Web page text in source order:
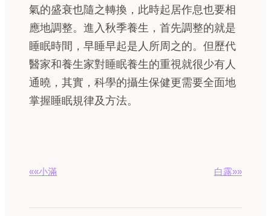
氣的盛衰也隨之轉換，此時起居作息也要相
應地調整。進入秋季養生，首先調整的就是
睡眠時間，早睡早起是人所周之的。但歷代
醫家和養生家對睡眠養生的重視就很少有人
通曉，其實，科學的攝生保健更需要全面地
掌握睡眠規律及方法。
««小滿 白露»»